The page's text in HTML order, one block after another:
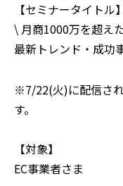
【セミナータイトル】
\ 月商1000万を超え
最新トレンド・成功
※7/22(火)に配信さ
す。
【対象】
EC事業者さま